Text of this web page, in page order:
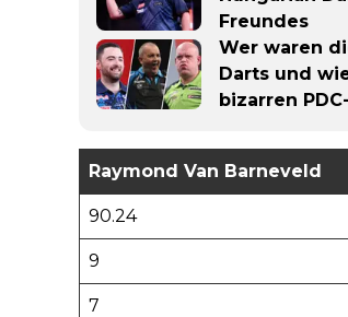
Freundes
Wer waren
Darts und
bizarren
Raymond Van Barneveld
90.24
9
7